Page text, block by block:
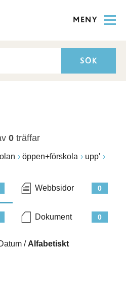
MENY
0 träffar
öppen+förskola upp'
0
Webbsidor
0
Dokument
/ Alfabetiskt